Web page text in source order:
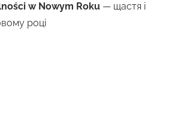
w Nowym Roku — щастя і
році